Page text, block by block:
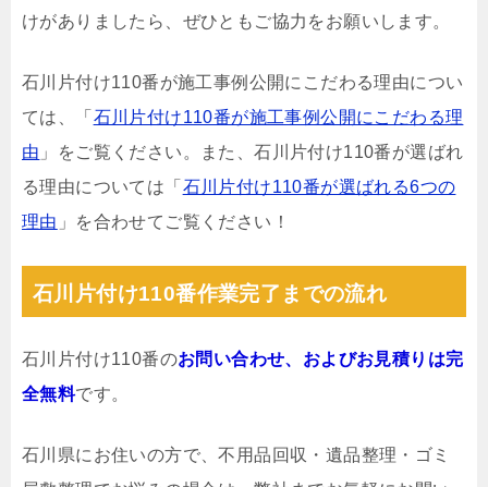
けがありましたら、ぜひともご協力をお願いします。
石川片付け110番が施工事例公開にこだわる理由につい
ては、「 石川片付け110番が施工事例公開にこだわる理
由 」をご覧ください。また、石川片付け110番が選ばれ
る理由については「 石川片付け110番が選ばれる6つの
理由 」を合わせてご覧ください！
石川片付け110番作業完了までの流れ
石川片付け110番のお問い合わせ、およびお見積りは完
全無料です。
石川県にお住いの方で、不用品回収・遺品整理・ゴミ